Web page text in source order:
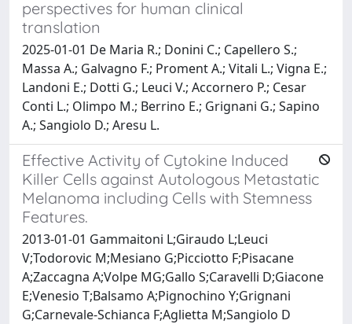
perspectives for human clinical
translation
2025-01-01 De Maria R.; Donini C.; Capellero S.;
Massa A.; Galvagno F.; Proment A.; Vitali L.; Vigna E.;
Landoni E.; Dotti G.; Leuci V.; Accornero P.; Cesar
Conti L.; Olimpo M.; Berrino E.; Grignani G.; Sapino
A.; Sangiolo D.; Aresu L.
Effective Activity of Cytokine Induced
Killer Cells against Autologous Metastatic
Melanoma including Cells with Stemness
Features.
2013-01-01 Gammaitoni L;Giraudo L;Leuci
V;Todorovic M;Mesiano G;Picciotto F;Pisacane
A;Zaccagna A;Volpe MG;Gallo S;Caravelli D;Giacone
E;Venesio T;Balsamo A;Pignochino Y;Grignani
G;Carnevale-Schianca F;Aglietta M;Sangiolo D